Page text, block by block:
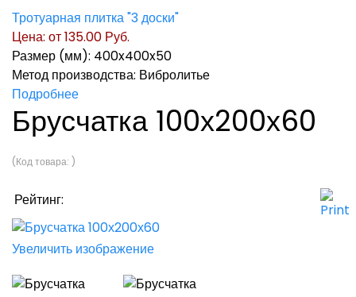
Тротуарная плитка "3 доски"
Цена: от135.00 Руб.
Размер (мм): 400x400x50
Метод производства: Вибролитье
Подробнее
Брусчатка 100х200х60
(Код товара: )
Рейтинг:
Увеличить изображение